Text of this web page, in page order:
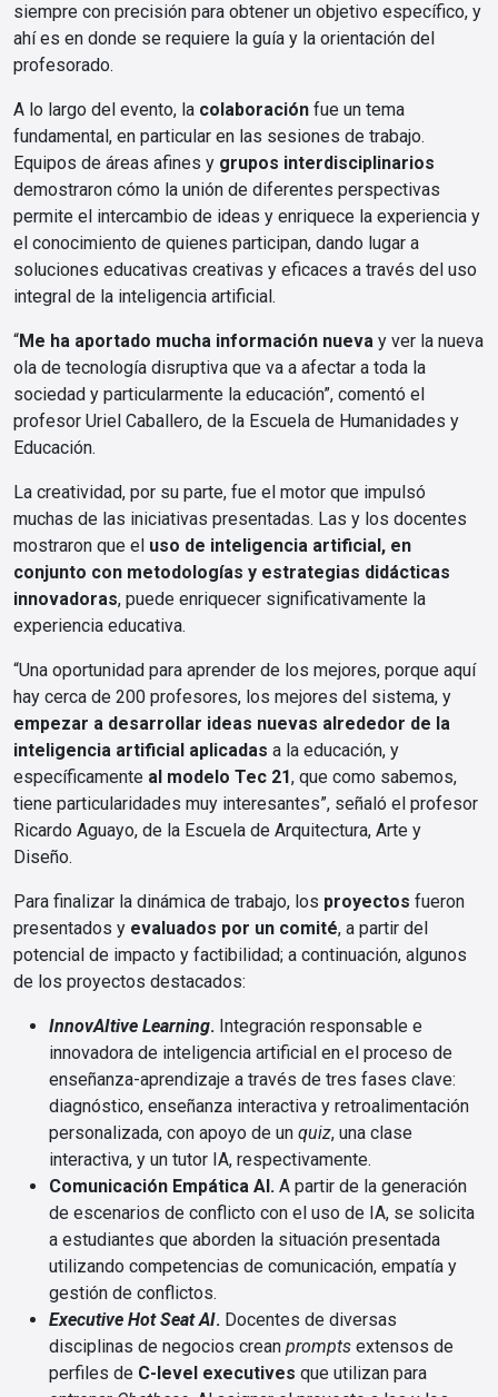
siempre con precisión para obtener un objetivo específico, y
ahí es en donde se requiere la guía y la orientación del
profesorado.
A lo largo del evento, la colaboración fue un tema
fundamental, en particular en las sesiones de trabajo.
Equipos de áreas afines y grupos interdisciplinarios
demostraron cómo la unión de diferentes perspectivas
permite el intercambio de ideas y enriquece la experiencia y
el conocimiento de quienes participan, dando lugar a
soluciones educativas creativas y eficaces a través del uso
integral de la inteligencia artificial.
“Me ha aportado mucha información nueva y ver la nueva
ola de tecnología disruptiva que va a afectar a toda la
sociedad y particularmente la educación”, comentó el
profesor Uriel Caballero, de la Escuela de Humanidades y
Educación.
La creatividad, por su parte, fue el motor que impulsó
muchas de las iniciativas presentadas. Las y los docentes
mostraron que el uso de inteligencia artificial, en
conjunto con metodologías y estrategias didácticas
innovadoras, puede enriquecer significativamente la
experiencia educativa.
“Una oportunidad para aprender de los mejores, porque aquí
hay cerca de 200 profesores, los mejores del sistema, y
empezar a desarrollar ideas nuevas alrededor de la
inteligencia artificial aplicadas a la educación, y
específicamente al modelo Tec 21, que como sabemos,
tiene particularidades muy interesantes”, señaló el profesor
Ricardo Aguayo, de la Escuela de Arquitectura, Arte y
Diseño.
Para finalizar la dinámica de trabajo, los proyectos fueron
presentados y evaluados por un comité, a partir del
potencial de impacto y factibilidad; a continuación, algunos
de los proyectos destacados:
InnovAItive Learning. Integración responsable e
innovadora de inteligencia artificial en el proceso de
enseñanza-aprendizaje a través de tres fases clave:
diagnóstico, enseñanza interactiva y retroalimentación
personalizada, con apoyo de un quiz, una clase
interactiva, y un tutor IA, respectivamente.
Comunicación Empática AI. A partir de la generación
de escenarios de conflicto con el uso de IA, se solicita
a estudiantes que aborden la situación presentada
utilizando competencias de comunicación, empatía y
gestión de conflictos.
Executive Hot Seat AI. Docentes de diversas
disciplinas de negocios crean prompts extensos de
perfiles de C-level executives que utilizan para